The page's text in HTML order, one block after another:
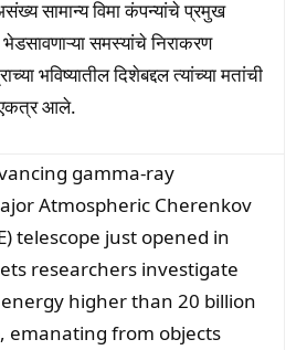
सामान्य विमा कंपन्यांचे प्रमुख
भेडसावणाऱ्या समस्यांचे निराकरण
भविष्यातील दिशेबद्दल त्यांच्या मतांची
एकत्र आले.
gamma-ray
Atmospheric Cherenkov
telescope just opened in
researchers investigate
higher than 20 billion
emanating from objects